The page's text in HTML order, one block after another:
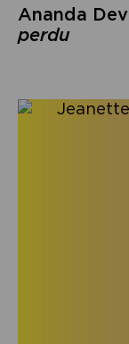
Ananda
perdu